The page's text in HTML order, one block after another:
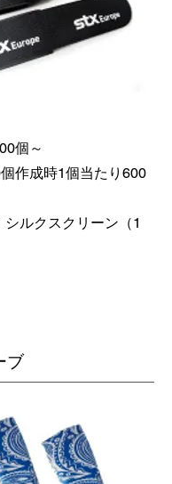
個～
作成時1個当たり600
ルクスクリーン（1
ブ